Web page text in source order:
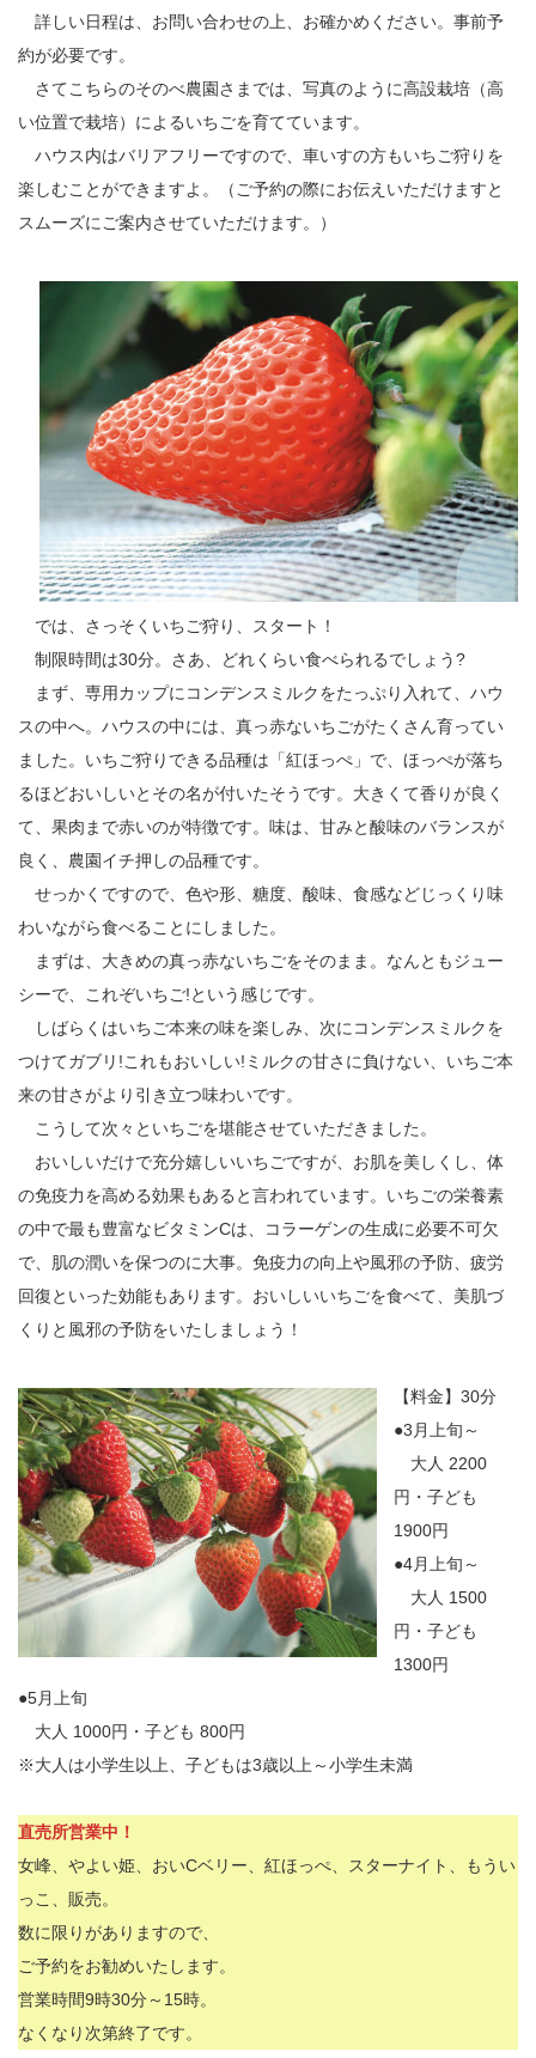
詳しい日程は、お問い合わせの上、お確かめください。事前予
約が必要です。
さてこちらのそのべ農園さまでは、写真のように高設栽培（高
い位置で栽培）によるいちごを育てています。
ハウス内はバリアフリーですので、車いすの方もいちご狩りを
楽しむことができますよ。（ご予約の際にお伝えいただけますと
スムーズにご案内させていただけます。）
では、さっそくいちご狩り、スタート！
制限時間は30分。さあ、どれくらい食べられるでしょう?
まず、専用カップにコンデンスミルクをたっぷり入れて、ハウ
スの中へ。ハウスの中には、真っ赤ないちごがたくさん育ってい
ました。いちご狩りできる品種は「紅ほっぺ」で、ほっぺが落ち
るほどおいしいとその名が付いたそうです。大きくて香りが良く
て、果肉まで赤いのが特徴です。味は、甘みと酸味のバランスが
良く、農園イチ押しの品種です。
せっかくですので、色や形、糖度、酸味、食感などじっくり味
わいながら食べることにしました。
まずは、大きめの真っ赤ないちごをそのまま。なんともジュー
シーで、これぞいちご!という感じです。
しばらくはいちご本来の味を楽しみ、次にコンデンスミルクを
つけてガブリ!これもおいしい!ミルクの甘さに負けない、いちご本
来の甘さがより引き立つ味わいです。
こうして次々といちごを堪能させていただきました。
おいしいだけで充分嬉しいいちごですが、お肌を美しくし、体
の免疫力を高める効果もあると言われています。いちごの栄養素
の中で最も豊富なビタミンCは、コラーゲンの生成に必要不可欠
で、肌の潤いを保つのに大事。免疫力の向上や風邪の予防、疲労
回復といった効能もあります。おいしいいちごを食べて、美肌づ
くりと風邪の予防をいたしましょう！
【料金】30分
●3月上旬～
大人 2200
円・子ども
1900円
●4月上旬～
大人 1500
円・子ども
1300円
●5月上旬
大人 1000円・子ども 800円
※大人は小学生以上、子どもは3歳以上～小学生未満
直売所営業中！
女峰、やよい姫、おいCベリー、紅ほっぺ、スターナイト、もうい
っこ、販売。
数に限りがありますので、
ご予約をお勧めいたします。
営業時間9時30分～15時。
なくなり次第終了です。